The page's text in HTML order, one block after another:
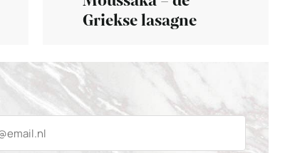
Griekse lasagne